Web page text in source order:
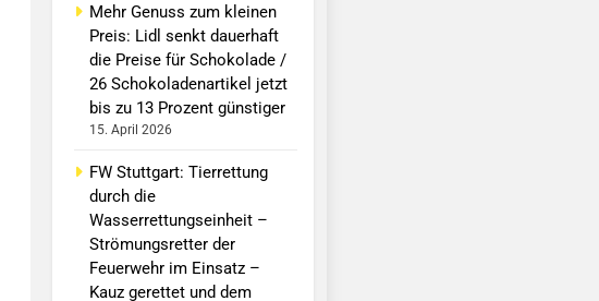
Mehr Genuss zum kleinen
Preis: Lidl senkt dauerhaft
die Preise für Schokolade /
26 Schokoladenartikel jetzt
bis zu 13 Prozent günstiger
15. April 2026
FW Stuttgart: Tierrettung
durch die
Wasserrettungseinheit –
Strömungsretter der
Feuerwehr im Einsatz –
Kauz gerettet und dem